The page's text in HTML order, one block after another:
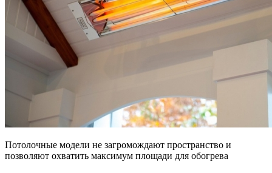
Потолочные модели не загромождают пространство и
позволяют охватить максимум площади для обогрева